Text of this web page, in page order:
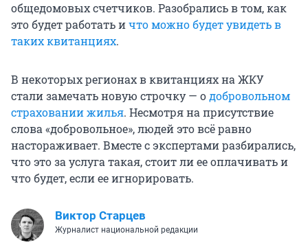
общедомовых счетчиков. Разобрались в том, как
это будет работать ичто можно будет увидеть в
таких квитанциях.
В некоторых регионах в квитанциях на ЖКУ
стали замечать новую строчку — одобровольном
страховании жилья. Несмотря на присутствие
слова «добровольное», людей это всё равно
настораживает. Вместе с экспертами разбирались,
что это за услуга такая, стоит ли ее оплачивать и
что будет, если ее игнорировать.
Виктор Старцев
Журналист национальной редакции